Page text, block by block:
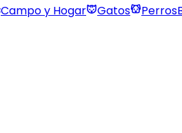
Campo y Hogar Gatos Perros